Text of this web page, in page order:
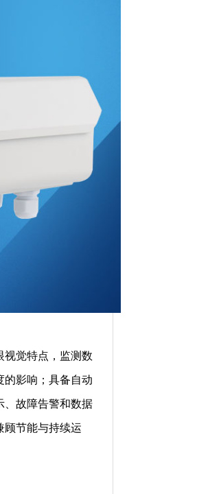
视觉特点，监测数
的影响；具备自动
、故障告警和数据
顾节能与持续运